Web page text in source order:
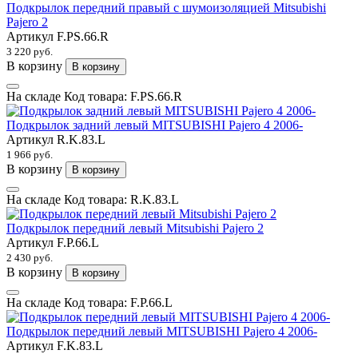
Подкрылок передний правый с шумоизоляцией Mitsubishi
Pajero 2
Артикул F.PS.66.R
3 220 руб.
В корзину В корзину
На складе Код товара: F.PS.66.R
Подкрылок задний левый MITSUBISHI Pajero 4 2006-
Артикул R.K.83.L
1 966 руб.
В корзину В корзину
На складе Код товара: R.K.83.L
Подкрылок передний левый Mitsubishi Pajero 2
Артикул F.P.66.L
2 430 руб.
В корзину В корзину
На складе Код товара: F.P.66.L
Подкрылок передний левый MITSUBISHI Pajero 4 2006-
Артикул F.K.83.L